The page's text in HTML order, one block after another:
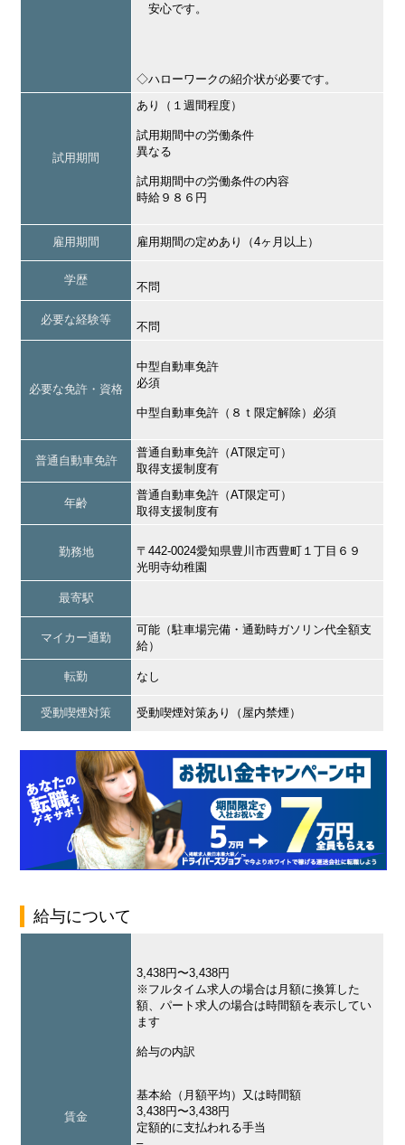
安心です。
◇ハローワークの紹介状が必要です。
試用期間
あり（１週間程度）
試用期間中の労働条件
異なる
試用期間中の労働条件の内容
時給９８６円
雇用期間 雇用期間の定めあり（4ヶ月以上）
学歴
不問
必要な経験等
不問
必要な免許・資格
中型自動車免許
必須
中型自動車免許（８ｔ限定解除）必須
普通自動車免許
普通自動車免許（AT限定可）
取得支援制度有
年齢
普通自動車免許（AT限定可）
取得支援制度有
勤務地
〒442-0024愛知県豊川市西豊町１丁目６９
光明寺幼稚園
最寄駅
マイカー通勤
可能（駐車場完備・通勤時ガソリン代全額支
給）
転勤 なし
受動喫煙対策 受動喫煙対策あり（屋内禁煙）
給与について
賃金
3,438円〜3,438円
※フルタイム求人の場合は月額に換算した
額、パート求人の場合は時間額を表示してい
ます
給与の内訳
基本給（月額平均）又は時間額
3,438円〜3,438円
定額的に支払われる手当